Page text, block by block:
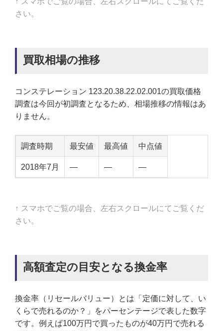
さい。
買取相場の推移
コンステレーション 123.20.38.22.02.001の買取価格
調査は今回が初調査となるため、相場推移の情報はあ
りません。
調査時期 最安値 最高値 中点値
2018年7月 — — —
↑ スマホでご覧の場合、左右スクロールにてご覧くだ
さい。
高額査定の目安となる換金率
換金率（リセールバリュー）とは「定価に対して、い
くらで売れるのか？」をパーセンテージで表した数字
です。例えば100万円で買ったものが40万円で売れる